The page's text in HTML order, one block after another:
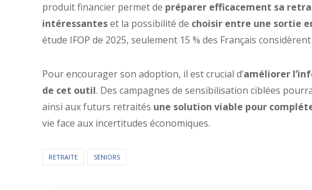
produit financier permet de préparer efficacement sa
intéressanteset la possibilité de choisir entre une sortie
étude IFOP de 2025, seulement 15 % des Français
Pour encourager son adoption, il est crucial d’améliorer
de cet outil. Des campagnes de sensibilisation ciblées
ainsi aux futurs retraités une solution viable pour
vie face aux incertitudes économiques.
RETRAITE SENIORS